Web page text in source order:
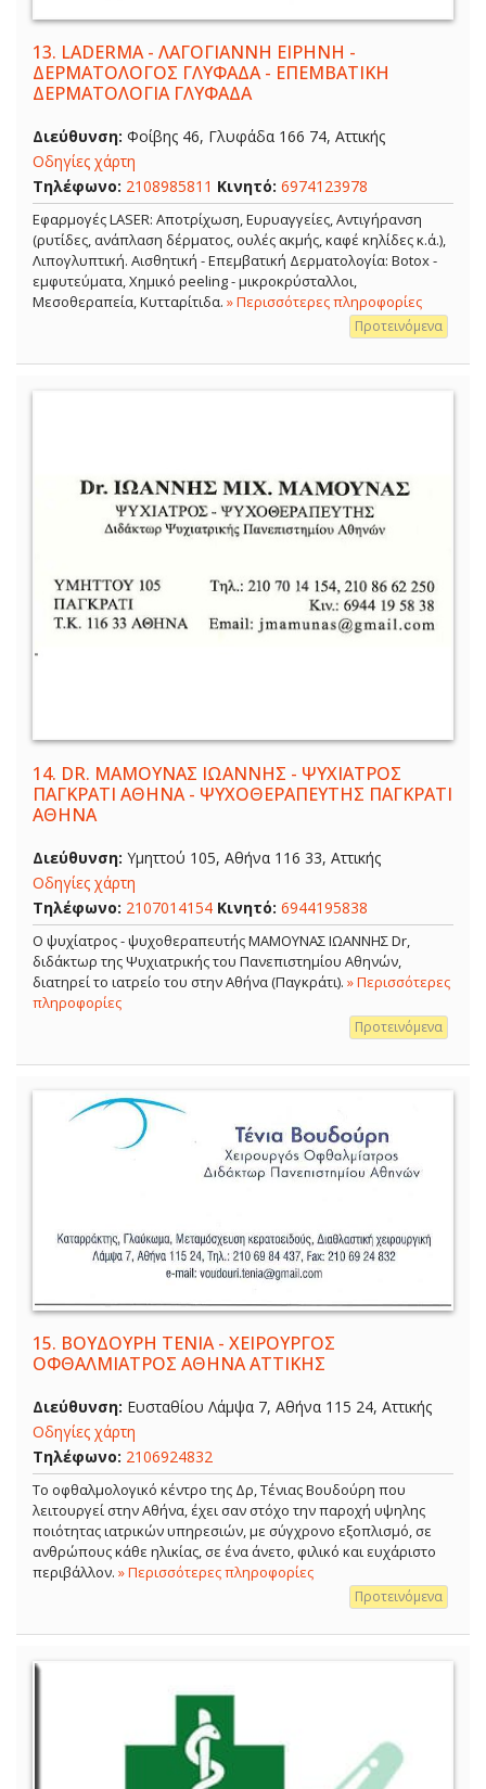
13. LADERMA - ΛΑΓΟΓΙΑΝΝΗ ΕΙΡΗΝΗ -
ΔΕΡΜΑΤΟΛΟΓΟΣ ΓΛΥΦΑΔΑ - ΕΠΕΜΒΑΤΙΚΗ
ΔΕΡΜΑΤΟΛΟΓΙΑ ΓΛΥΦΑΔΑ
Διεύθυνση: Φοίβης 46, Γλυφάδα 166 74, Αττικής
Οδηγίες χάρτη
Τηλέφωνο: 2108985811 Κινητό: 6974123978
Εφαρμογές LASER: Αποτρίχωση, Ευρυαγγείες, Αντιγήρανση
(ρυτίδες, ανάπλαση δέρματος, ουλές ακμής, καφέ κηλίδες κ.ά.),
Λιπογλυπτική. Αισθητική - Επεμβατική Δερματολογία: Botox -
εμφυτεύματα, Χημικό peeling - μικροκρύσταλλοι,
Μεσοθεραπεία, Κυτταρίτιδα. » Περισσότερες πληροφορίες
Προτεινόμενα
14. DR. ΜΑΜΟΥΝΑΣ ΙΩΑΝΝΗΣ - ΨΥΧΙΑΤΡΟΣ
ΠΑΓΚΡΑΤΙ ΑΘΗΝΑ - ΨΥΧΟΘΕΡΑΠΕΥΤΗΣ ΠΑΓΚΡΑΤΙ
ΑΘΗΝΑ
Διεύθυνση: Υμηττού 105, Αθήνα 116 33, Αττικής
Οδηγίες χάρτη
Τηλέφωνο: 2107014154 Κινητό: 6944195838
Ο ψυχίατρος - ψυχοθεραπευτής ΜΑΜΟΥΝΑΣ ΙΩΑΝΝΗΣ Dr,
διδάκτωρ της Ψυχιατρικής του Πανεπιστημίου Αθηνών,
διατηρεί το ιατρείο του στην Αθήνα (Παγκράτι). » Περισσότερες
πληροφορίες
Προτεινόμενα
15. ΒΟΥΔΟΥΡΗ ΤΕΝΙΑ - ΧΕΙΡΟΥΡΓΟΣ
ΟΦΘΑΛΜΙΑΤΡΟΣ ΑΘΗΝΑ ΑΤΤΙΚΗΣ
Διεύθυνση: Ευσταθίου Λάμψα 7, Αθήνα 115 24, Αττικής
Οδηγίες χάρτη
Τηλέφωνο: 2106924832
Το οφθαλμολογικό κέντρο της Δρ, Τένιας Βουδούρη που
λειτουργεί στην Αθήνα, έχει σαν στόχο την παροχή υψηλης
ποιότητας ιατρικών υπηρεσιών, με σύγχρονο εξοπλισμό, σε
ανθρώπους κάθε ηλικίας, σε ένα άνετο, φιλικό και ευχάριστο
περιβάλλον. » Περισσότερες πληροφορίες
Προτεινόμενα